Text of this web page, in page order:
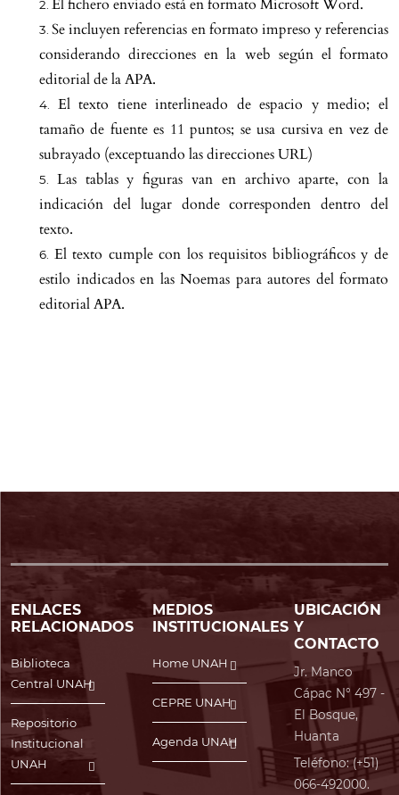
El fichero enviado está en formato Microsoft Word.
Se incluyen referencias en formato impreso y referencias
considerando direcciones en la web según el formato
editorial de la APA.
El texto tiene interlineado de espacio y medio; el
tamaño de fuente es 11 puntos; se usa cursiva en vez de
subrayado (exceptuando las direcciones URL)
Las tablas y figuras van en archivo aparte, con la
indicación del lugar donde corresponden dentro del
texto.
El texto cumple con los requisitos bibliográficos y de
estilo indicados en las Noemas para autores del formato
editorial APA.
ENLACES
RELACIONADOS
Biblioteca
Central UNAH
Repositorio
Institucional
UNAH
MEDIOS
INSTITUCIONALES
Home UNAH
CEPRE UNAH
Agenda UNAH
UBICACIÓN
Y
CONTACTO
Jr. Manco
Cápac N° 497 -
El Bosque,
Huanta
Teléfono: (+51)
066-492000.